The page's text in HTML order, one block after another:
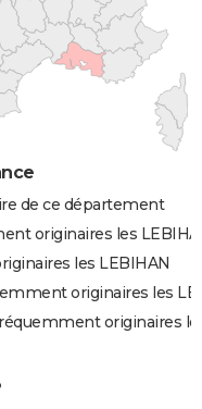
de ce département
originaires les
les LEBIHAN
originaires les
originaires